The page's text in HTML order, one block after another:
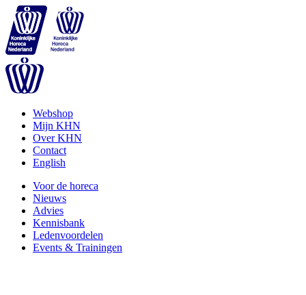
Webshop
Mijn KHN
Over KHN
Contact
English
Voor de horeca
Nieuws
Advies
Kennisbank
Ledenvoordelen
Events & Trainingen